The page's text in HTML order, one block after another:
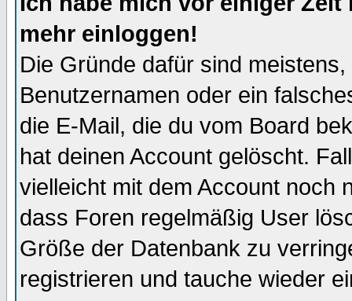
mehr einloggen!
Die Gründe dafür sind
Benutzernamen oder ein
die E-Mail, die du vom Board
hat deinen Account gelöscht.
vielleicht mit dem Account noch
dass Foren regelmäßig User
Größe der Datenbank zu
registrieren und tauche wieder